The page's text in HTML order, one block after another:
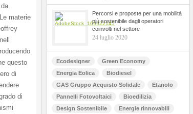
materie
questo
di
di
Percorsi e proposte per una mobilità
più sostenibile dagli operatori
coinvolti nel settore
24 luglio 2020
Ecodesigner
Green Economy
Energia Eolica
Biodiesel
GAS Gruppo Acquisto Solidale
Etanolo
Pannelli Fotovoltaici
Bioedilizia
Design Sostenibile
Energie rinnovabili